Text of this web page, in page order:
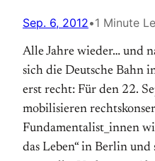
Sep. 6, 2012•1 Minute
Alle Jahre wieder… und
sich die Deutsche Bahn
erst recht: Für den 22.
mobilisieren
Fundamentalist­_innen
das Leben“ in Berlin